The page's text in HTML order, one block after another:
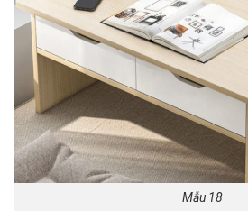
Mẫu 18